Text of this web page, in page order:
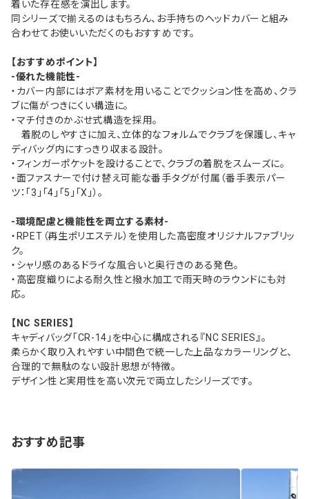
着いた存在感を演出します。
同シリーズで揃えるのはもちろん、お手持ちのヘッドカバーと組み
合わせてお使いいただくのもおすすめです。
【おすすめポイント】
-優れた機能性-
・カバー内部にはボア素材を用いることでクッション性を高め、クラ
ブに傷がつきにくい構造に。
・マチ付きのかぶせ式構造を採用。
着脱のしやすさに加え、立体的なフォルムでクラブを保護し、キャ
ディバッグ内にすっきり収まる設計。
・フィンガーポケットを設けることで、クラブの着脱をスムーズに。
・面ファスナーで付け替え可能な番手タグが付属（番手表示パー
ツ：「3」「4」「5」「X」）。
-環境配慮と機能性を両立する素材-
・RPET（再生ポリエステル）を使用した高密度オリジナルファブリッ
ク。
・シャリ感のあるドライな風合いと奥行きのある発色。
・高密度織りによる耐久性と撥水加工で雨天時のラウンドにも対
応。
【NC SERIES】
キャディバッグ「CR-14」を中心に構成される『NC SERIES』。
柔らかく取り入れやすい中間色で統一した上品なカラーリングと、
合理的で無駄のない設計思想が特徴。
デザイン性と実用性を高い次元で両立したシリーズです。
おすすめ記事